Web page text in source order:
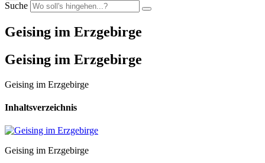
Suche
Geising im Erzgebirge
Geising im Erzgebirge
Geising im Erzgebirge
Inhaltsverzeichnis
Geising im Erzgebirge